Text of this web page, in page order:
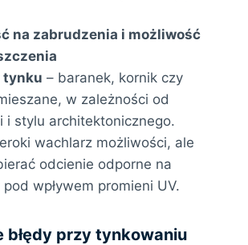
na zabrudzenia i możliwość
tynku – baranek, kornik czy
w zależności od
i stylu architektonicznego.
wachlarz możliwości, ale
odcienie odporne na
wpływem promieni UV.
błędy przy tynkowaniu